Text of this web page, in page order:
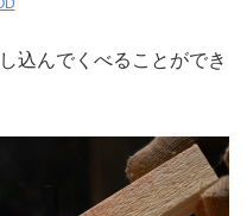
込んでくべることができ